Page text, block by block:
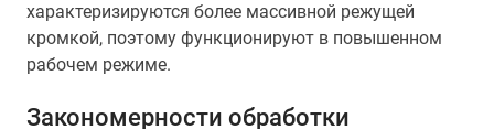
характеризируются более массивной режущей
кромкой, поэтому функционируют в повышенном
рабочем режиме.
Закономерности обработки